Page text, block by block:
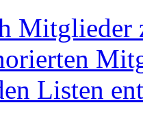
Mitglieder
Listen